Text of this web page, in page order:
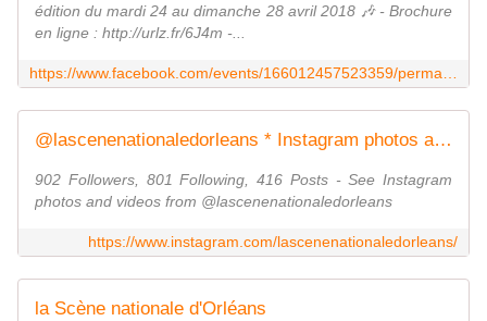
édition du mardi 24 au dimanche 28 avril 2018 🎶 - Brochure
en ligne : http://urlz.fr/6J4m -...
@lascenenationaledorleans * Instagram photos and videos
902 Followers, 801 Following, 416 Posts - See Instagram
photos and videos from @lascenenationaledorleans
https://www.instagram.com/lascenenationaledorleans/
la Scène nationale d'Orléans